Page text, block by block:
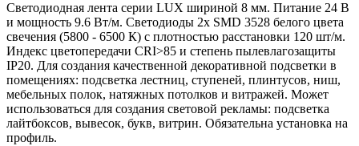
Светодиодная лента серии LUX шириной 8 мм. Питание 24 В
и мощность 9.6 Вт/м. Светодиоды 2x SMD 3528 белого цвета
свечения (5800 - 6500 К) с плотностью расстановки 120 шт/м.
Индекс цветопередачи CRI>85 и степень пылевлагозащиты
IP20. Для создания качественной декоративной подсветки в
помещениях: подсветка лестниц, ступеней, плинтусов, ниш,
мебельных полок, натяжных потолков и витражей. Может
использоваться для создания световой рекламы: подсветка
лайтбоксов, вывесок, букв, витрин. Обязательна установка на
профиль.